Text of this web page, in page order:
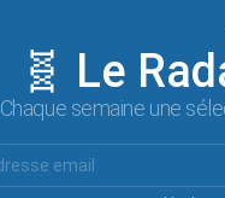
🧬 Le
Chaque semaine une